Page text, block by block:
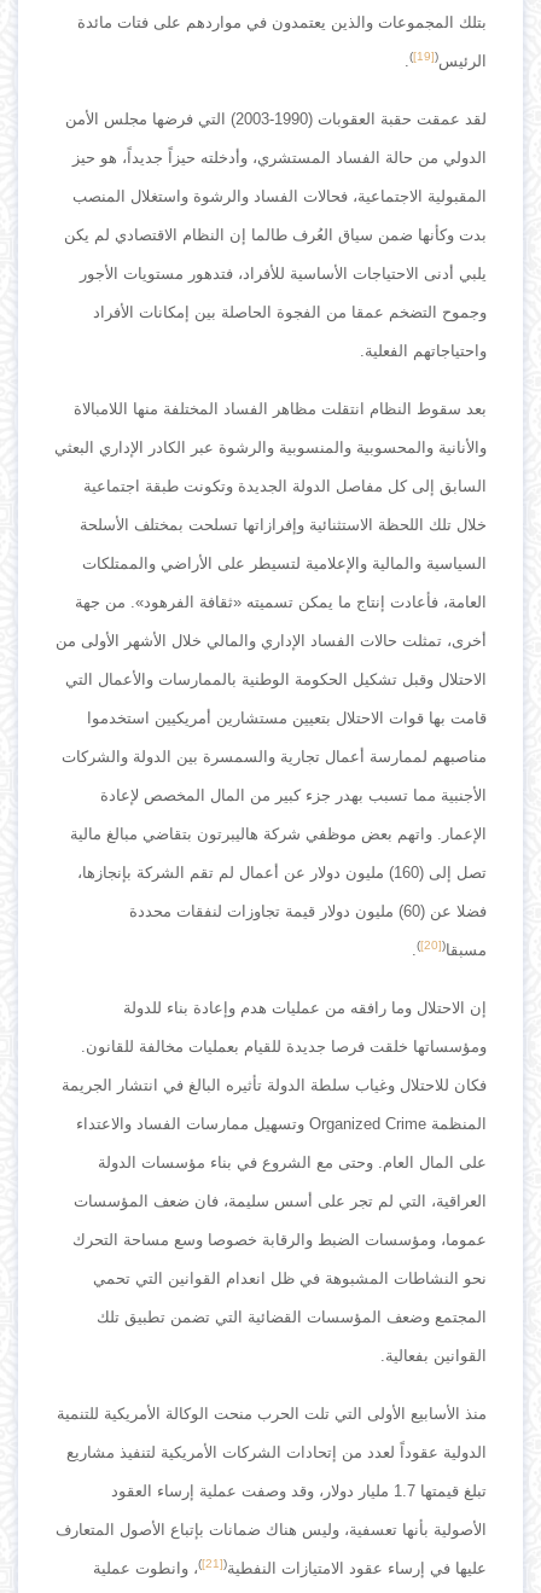
بتلك المجموعات والذين يعتمدون في مواردهم على فتات مائدة
الرئيس(
[19]
)
.
لقد عمقت حقبة العقوبات (1990-2003) التي فرضها مجلس الأمن
الدولي من حالة الفساد المستشري، وأدخلته حيزاً جديداً، هو حيز
المقبولية الاجتماعية، فحالات الفساد والرشوة واستغلال المنصب
بدت وكأنها ضمن سياق العُرف طالما إن النظام الاقتصادي لم يكن
يلبي أدنى الاحتياجات الأساسية للأفراد، فتدهور مستويات الأجور
وجموح التضخم عمقا من الفجوة الحاصلة بين إمكانات الأفراد
واحتياجاتهم الفعلية.
بعد سقوط النظام انتقلت مظاهر الفساد المختلفة منها اللامبالاة
والأنانية والمحسوبية والمنسوبية والرشوة عبر الكادر الإداري البعثي
السابق إلى كل مفاصل الدولة الجديدة وتكونت طبقة اجتماعية
خلال تلك اللحظة الاستثنائية وإفرازاتها تسلحت بمختلف الأسلحة
السياسية والمالية والإعلامية لتسيطر على الأراضي والممتلكات
العامة، فأعادت إنتاج ما يمكن تسميته «ثقافة الفرهود». من جهة
أخرى، تمثلت حالات الفساد الإداري والمالي خلال الأشهر الأولى من
الاحتلال وقبل تشكيل الحكومة الوطنية بالممارسات والأعمال التي
قامت بها قوات الاحتلال بتعيين مستشارين أمريكيين استخدموا
مناصبهم لممارسة أعمال تجارية والسمسرة بين الدولة والشركات
الأجنبية مما تسبب بهدر جزء كبير من المال المخصص لإعادة
الإعمار. واتهم بعض موظفي شركة هاليبرتون بتقاضي مبالغ مالية
تصل إلى (160) مليون دولار عن أعمال لم تقم الشركة بإنجازها،
فضلا عن (60) مليون دولار قيمة تجاوزات لنفقات محددة
مسبقا(
[20]
)
.
إن الاحتلال وما رافقه من عمليات هدم وإعادة بناء للدولة
ومؤسساتها خلقت فرصا جديدة للقيام بعمليات مخالفة للقانون.
فكان للاحتلال وغياب سلطة الدولة تأثيره البالغ في انتشار الجريمة
المنظمة Organized Crime وتسهيل ممارسات الفساد والاعتداء
على المال العام. وحتى مع الشروع في بناء مؤسسات الدولة
العراقية، التي لم تجر على أسس سليمة، فان ضعف المؤسسات
عموما، ومؤسسات الضبط والرقابة خصوصا وسع مساحة التحرك
نحو النشاطات المشبوهة في ظل انعدام القوانين التي تحمي
المجتمع وضعف المؤسسات القضائية التي تضمن تطبيق تلك
القوانين بفعالية.
منذ الأسابيع الأولى التي تلت الحرب منحت الوكالة الأمريكية للتنمية
الدولية عقوداً لعدد من إتحادات الشركات الأمريكية لتنفيذ مشاريع
تبلغ قيمتها 1.7 مليار دولار، وقد وصفت عملية إرساء العقود
الأصولية بأنها تعسفية، وليس هناك ضمانات بإتباع الأصول المتعارف
عليها في إرساء عقود الامتيازات النفطية(
[21]
)، وانطوت عملية